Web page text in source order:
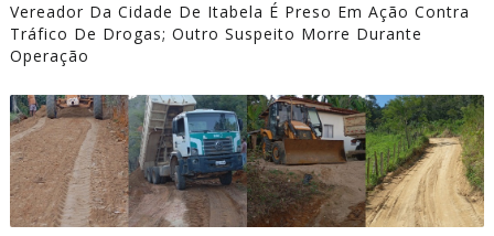
Vereador Da Cidade De Itabela É Preso Em Ação Contra
Tráfico De Drogas; Outro Suspeito Morre Durante
Operação